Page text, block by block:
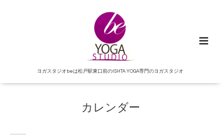
ヨガスタジオbeは松戸駅東口前のISHTA YOGA専門のヨガスタジオ
カレンダー